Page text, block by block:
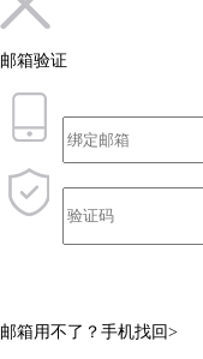
邮箱验证
邮箱用不了？ 手机找回>